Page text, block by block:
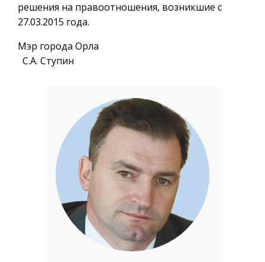
решения на правоотношения, возникшие с
27.03.2015 года.
Мэр города Орла
С.А. Ступин